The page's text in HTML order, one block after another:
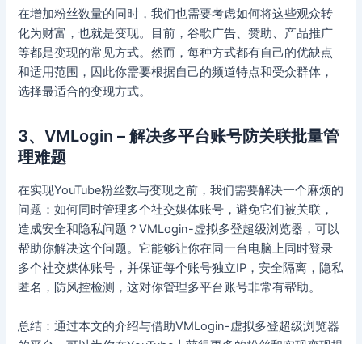
在增加粉丝数量的同时，我们也需要考虑如何将这些观众转
化为财富，也就是变现。目前，谷歌广告、赞助、产品推广
等都是变现的常见方式。然而，每种方式都有自己的优缺点
和适用范围，因此你需要根据自己的频道特点和受众群体，
选择最适合的变现方式。
3、VMLogin – 解决多平台账号防关联批量管
理难题
在实现YouTube粉丝数与变现之前，我们需要解决一个麻烦的
问题：如何同时管理多个社交媒体账号，避免它们被关联，
造成安全和隐私问题？VMLogin-虚拟多登超级浏览器，可以
帮助你解决这个问题。它能够让你在同一台电脑上同时登录
多个社交媒体账号，并保证每个账号独立IP，安全隔离，隐私
匿名，防风控检测，这对你管理多平台账号非常有帮助。
总结：通过本文的介绍与借助VMLogin-虚拟多登超级浏览器